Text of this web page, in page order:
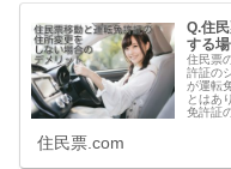
Q.住
する
住民票
許証の
が運転
とはあ
免許証
住民票.com